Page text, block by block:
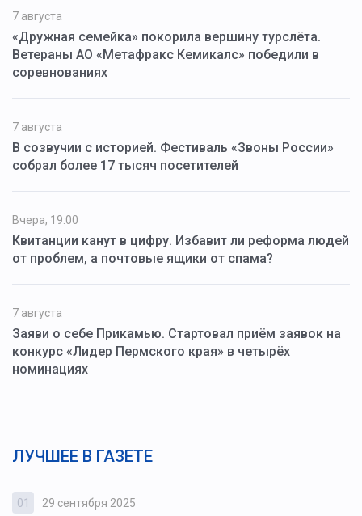
7 августа
«Дружная семейка» покорила вершину турслёта.
Ветераны АО «Метафракс Кемикалс» победили в
соревнованиях
7 августа
В созвучии с историей. Фестиваль «Звоны России»
собрал более 17 тысяч посетителей
Вчера, 19:00
Квитанции канут в цифру. Избавит ли реформа людей
от проблем, а почтовые ящики от спама?
7 августа
Заяви о себе Прикамью. Стартовал приём заявок на
конкурс «Лидер Пермского края» в четырёх
номинациях
ЛУЧШЕЕ В ГАЗЕТЕ
01 29 сентября 2025